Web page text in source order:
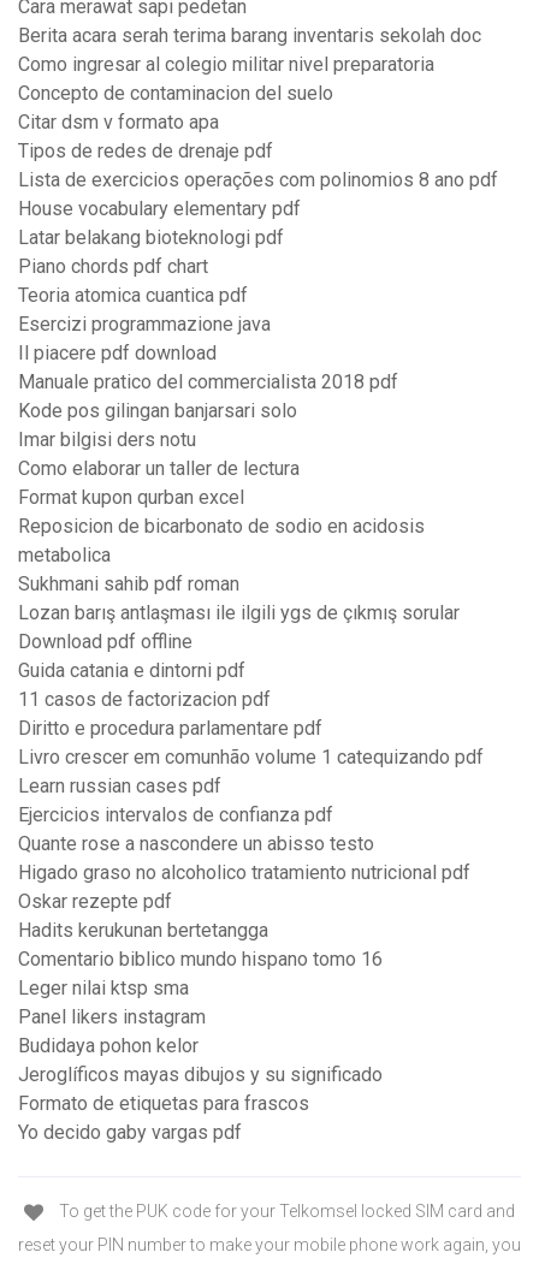
Cara merawat sapi pedetan
Berita acara serah terima barang inventaris sekolah doc
Como ingresar al colegio militar nivel preparatoria
Concepto de contaminacion del suelo
Citar dsm v formato apa
Tipos de redes de drenaje pdf
Lista de exercicios operações com polinomios 8 ano pdf
House vocabulary elementary pdf
Latar belakang bioteknologi pdf
Piano chords pdf chart
Teoria atomica cuantica pdf
Esercizi programmazione java
Il piacere pdf download
Manuale pratico del commercialista 2018 pdf
Kode pos gilingan banjarsari solo
Imar bilgisi ders notu
Como elaborar un taller de lectura
Format kupon qurban excel
Reposicion de bicarbonato de sodio en acidosis
metabolica
Sukhmani sahib pdf roman
Lozan barış antlaşması ile ilgili ygs de çıkmış sorular
Download pdf offline
Guida catania e dintorni pdf
11 casos de factorizacion pdf
Diritto e procedura parlamentare pdf
Livro crescer em comunhão volume 1 catequizando pdf
Learn russian cases pdf
Ejercicios intervalos de confianza pdf
Quante rose a nascondere un abisso testo
Higado graso no alcoholico tratamiento nutricional pdf
Oskar rezepte pdf
Hadits kerukunan bertetangga
Comentario biblico mundo hispano tomo 16
Leger nilai ktsp sma
Panel likers instagram
Budidaya pohon kelor
Jeroglíficos mayas dibujos y su significado
Formato de etiquetas para frascos
Yo decido gaby vargas pdf
To get the PUK code for your Telkomsel locked SIM card and
reset your PIN number to make your mobile phone work again, you